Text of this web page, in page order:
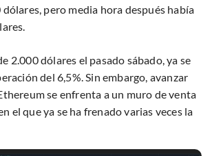
pero media hora después había
2.000 dólares el pasado sábado, ya se
del 6,5%. Sin embargo, avanzar
se enfrenta a un muro de venta
el que ya se ha frenado varias veces la